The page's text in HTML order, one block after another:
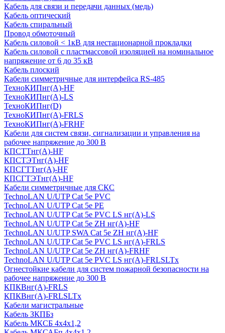
Кабель для связи и передачи данных (медь)
Кабель оптический
Кабель спиральный
Провод обмоточный
Кабель силовой < 1кВ для нестационарной прокладки
Кабель силовой с пластмассовой изоляцией на номинальное
напряжение от 6 до 35 кВ
Кабель плоский
Кабели симметричные для интерфейса RS-485
ТеxноКИПнг(A)-HF
ТеxноКИПнг(A)-LS
ТеxноКИПнг(D)
ТехноКИПнг(A)-FRLS
ТехноКИПнг(A)-FRHF
Кабели для систем связи, сигнализации и управления на
рабочее напряжение до 300 В
КПСТТнг(A)-HF
КПСТЭТнг(A)-HF
КПСГТТнг(A)-HF
КПСГТЭТнг(A)-HF
Кабели симметричные для СКС
TechnoLAN U/UTP Cat 5e PVC
TechnoLAN U/UTP Cat 5e PE
TechnoLAN U/UTP Cat 5e PVC LS нг(A)-LS
TechnoLAN U/UTP Cat 5e ZH нг(A)-HF
TechnoLAN U/UTP SWA Cat 5e ZH нг(A)-HF
TechnoLAN U/UTP Cat 5e PVC LS нг(A)-FRLS
TechnoLAN U/UTP Cat 5e ZH нг(A)-FRHF
TechnoLAN U/UTP Cat 5e PVC LS нг(A)-FRLSLTx
Огнестойкие кабели для систем пожарной безопасности на
рабочее напряжение до 300 В
КПКВнг(A)-FRLS
КПКВнг(A)-FRLSLTx
Кабели магистральные
Кабель ЗКПБз
Кабель МКСБ 4х4х1,2